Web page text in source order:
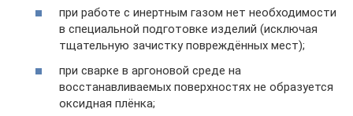
при работе с инертным газом нет необходимости
в специальной подготовке изделий (исключая
тщательную зачистку повреждённых мест);
при сварке в аргоновой среде на
восстанавливаемых поверхностях не образуется
оксидная плёнка;